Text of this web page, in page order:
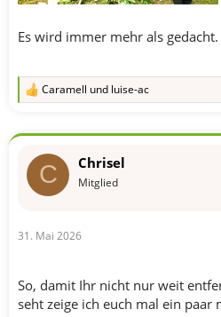
Es wird immer mehr als gedacht.
R
k
o
:
Caramell und luise-ac
C Chrisel
Mitglied
31. Mai 2026
So, damit Ihr nicht nur weit
seht zeige ich euch mal ein paar